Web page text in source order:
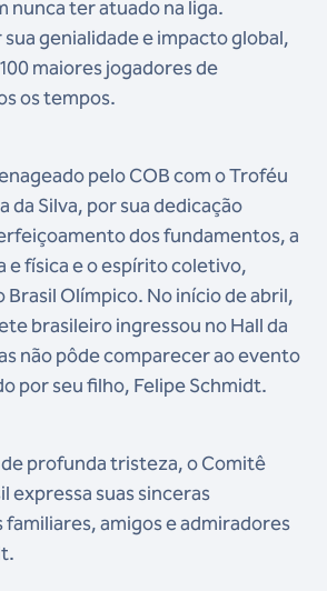
nunca ter atuado na liga.
genialidade e impacto global,
maiores jogadores de
os tempos.
pelo COB com o Troféu
da Silva, por sua dedicação
dos fundamentos, a
e física e o espírito coletivo,
Olímpico. No início de abril,
brasileiro ingressou no Hall da
não pôde comparecer ao evento
por seu filho, Felipe Schmidt.
profunda tristeza, o Comitê
expressa suas sinceras
familiares, amigos e admiradores